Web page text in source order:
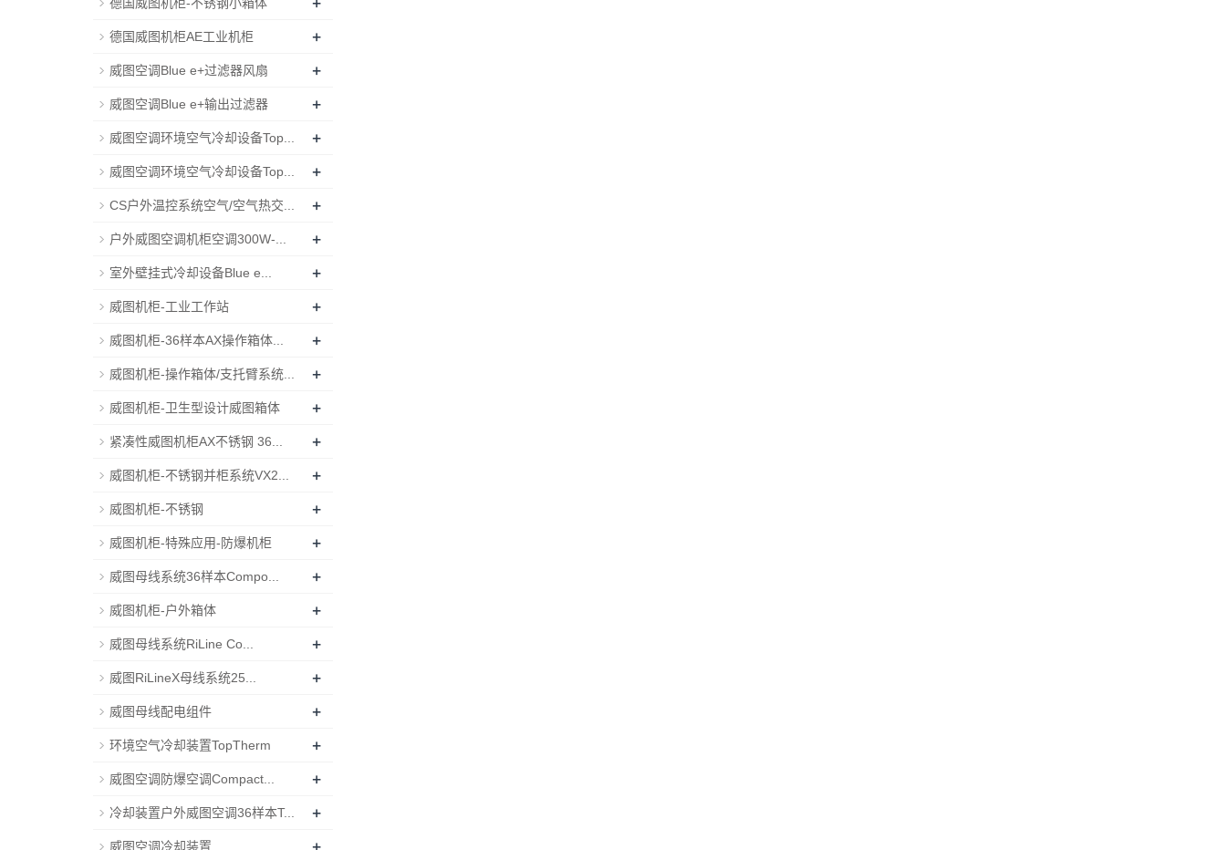
德国威图机柜AE工业机柜 +
威图空调Blue e+过滤器风扇 +
威图空调Blue e+输出过滤器 +
威图空调环境空气冷却设备Top... +
威图空调环境空气冷却设备Top... +
CS户外温控系统空气/空气热交... +
户外威图空调机柜空调300W-... +
室外壁挂式冷却设备Blue e... +
威图机柜-工业工作站 +
威图机柜-36样本AX操作箱体... +
威图机柜-操作箱体/支托臂系统... +
威图机柜-卫生型设计威图箱体 +
紧凑性威图机柜AX不锈钢 36... +
威图机柜-不锈钢并柜系统VX2... +
威图机柜-不锈钢 +
威图机柜-特殊应用-防爆机柜 +
威图母线系统36样本Compo... +
威图机柜-户外箱体 +
威图母线系统RiLine Co... +
威图RiLineX母线系统25... +
威图母线配电组件 +
环境空气冷却装置TopTherm +
威图空调防爆空调Compact... +
冷却装置户外威图空调36样本T... +
威图空调冷却装置